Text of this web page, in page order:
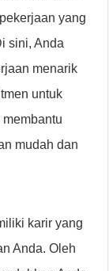
yang
sini, Anda
menarik
untuk
mudah dan
karir yang
Anda. Oleh